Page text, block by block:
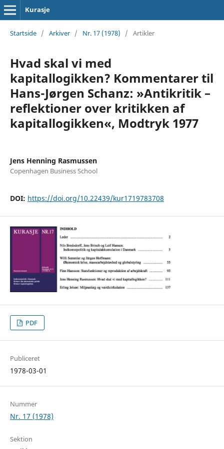
Kurasje
Startside / Arkiver / Nr. 17 (1978) / Artikler
Hvad skal vi med
kapitallogikken? Kommentarer til
Hans-Jørgen Schanz: »Antikritik –
reflektioner over kritikken af
kapitallogikken«, Modtryk 1977
Jens Henning Rasmussen
Copenhagen Business School
DOI: https://doi.org/10.22439/kur1719783708
PDF
Publiceret
1978-03-01
Nummer
Nr. 17 (1978)
Sektion